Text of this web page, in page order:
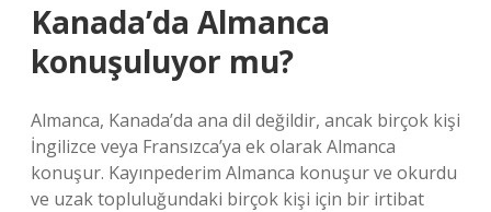
Kanada’da Almanca
konuşuluyor mu?
Almanca, Kanada’da ana dil değildir, ancak birçok kişi
İngilizce veya Fransızca’ya ek olarak Almanca
konuşur. Kayınpederim Almanca konuşur ve okurdu
ve uzak topluluğundaki birçok kişi için bir irtibat